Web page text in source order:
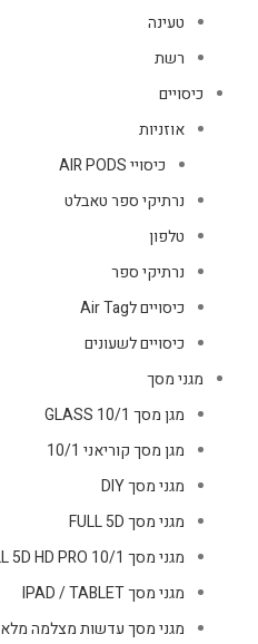
טעינה
רשת
כיסויים
אוזניות
כיסויי AIR PODS
נרתיקי ספר טאבלט
טלפון
נרתיקי ספר
כיסויים לAir Tag
כיסויים לשעונים
מגני מסך
מגן מסך GLASS 10/1
מגן מסך קוריאני 10/1
מגני מסך DIY
מגני מסך FULL 5D
מגני מסך FULL 5D HD PRO 10/1
מגני מסך IPAD / TABLET
מגני מסך עדשות מצלמה מלא